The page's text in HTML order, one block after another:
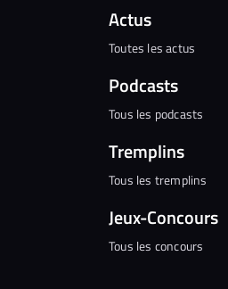
Actus
Toutes les actus
Podcasts
Tous les podcasts
Tremplins
Tous les tremplins
Jeux-Concours
Tous les concours